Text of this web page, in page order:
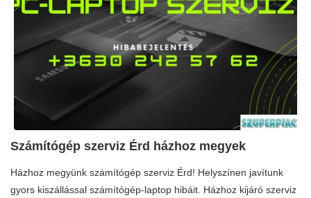
Számítógép szerviz Érd házhoz megyek
Házhoz megyünk számítógép szerviz Érd! Helyszínen javítunk
gyors kiszállással számítógép-laptop hibáit. Házhoz kijáró szerviz